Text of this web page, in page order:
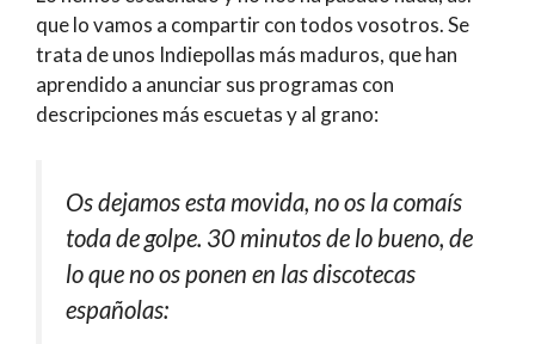
que lo vamos a compartir con todos vosotros. Se
trata de unos Indiepollas más maduros, que han
aprendido a anunciar sus programas con
descripciones más escuetas y al grano:
Os dejamos esta movida, no os la comaís
toda de golpe. 30 minutos de lo bueno, de
lo que no os ponen en las discotecas
españolas: